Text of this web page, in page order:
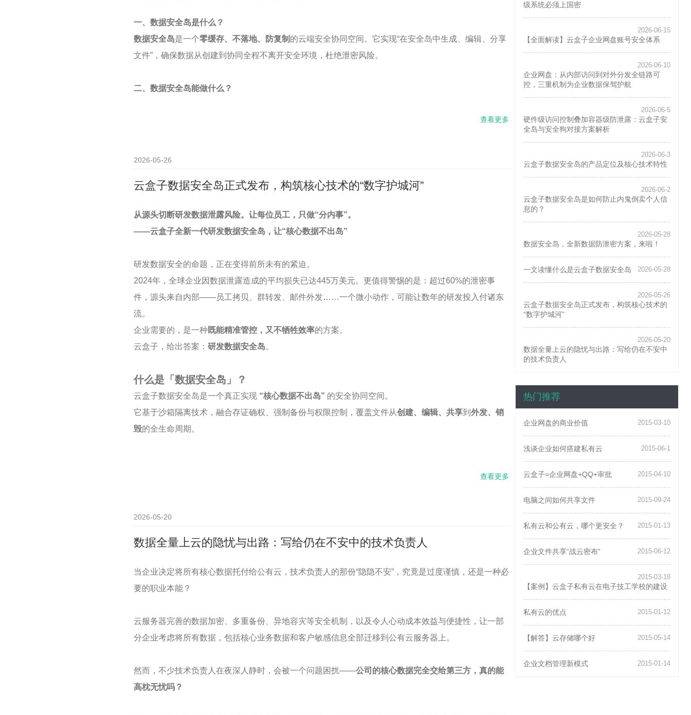
一、数据安全岛是什么？
数据安全岛是一个零缓存、不落地、防复制 的云端安全协同空间。它实现“在安全岛中生成、编辑、分享
文件”，确保数据从创建到协同全程不离开安全环境，杜绝泄密风险。
二、数据安全岛能做什么？
查看更多 about
2026-05-26
云盒子数据安全岛正式发布，构筑核心技术的“数字护城河”
从源头切断研发数据泄露风险。让每位员工，只做“分内事”。
——云盒子全新一代研发数据安全岛，让“核心数据不出岛”
研发数据安全的命题，正在变得前所未有的紧迫。
2024年，全球企业因数据泄露造成的平均损失已达445万美元。更值得警惕的是：超过60%的泄密事
件，源头来自内部——员工拷贝、群转发、邮件外发……一个微小动作，可能让数年的研发投入付诸东
流。
企业需要的，是一种 既能精准管控，又不牺牲效率的方案。
云盒子，给出答案： 研发数据安全岛。
什么是「数据安全岛」？
云盒子数据安全岛是一个真正实现 “核心数据不出岛” 的安全协同空间。
它基于沙箱隔离技术，融合存证确权、强制备份与权限控制，覆盖文件从创建、编辑、共享到 外发、销
毁的全生命周期。
查看更多 about
2026-05-20
数据全量上云的隐忧与出路：写给仍在不安中的技术负责人
当企业决定将所有核心数据托付给公有云，技术负责人的那份“隐隐不安”，究竟是过度谨慎，还是一种必
要的职业本能？
云服务器完善的数据加密、多重备份、异地容灾等安全机制，以及令人心动成本效益与便捷性，让一部
分企业考虑将所有数据，包括核心业务数据和客户敏感信息全部迁移到公有云服务器上。
然而，不少技术负责人在夜深人静时，会被一个问题困扰——公司的核心数据完全交给第三方，真的能
高枕无忧吗？
级系统必须上国密
2026-06-15
【全面解读】云盒子企业网盘账号安全体系
2026-06-10
企业网盘：从内部访问到对外分发全链路可
控，三重机制为企业数据保驾护航
2026-06-5
硬件级访问控制叠加容器级防泄露：云盒子安
全岛与安全狗对接方案解析
2026-06-3
云盒子数据安全岛的产品定位及核心技术特性
2026-06-2
云盒子数据安全岛是如何防止内鬼倒卖个人信
息的？
2026-05-28
数据安全岛，全新数据防泄密方案，来啦！
2026-05-28
一文读懂什么是云盒子数据安全岛
2026-05-26
云盒子数据安全岛正式发布，构筑核心技术的
“数字护城河”
2026-05-20
数据全量上云的隐忧与出路：写给仍在不安中
的技术负责人
热门推荐
2015-03-10
企业网盘的商业价值
2015-06-1
浅谈企业如何搭建私有云
2015-04-10
云盒子=企业网盘+QQ+审批
2015-09-24
电脑之间如何共享文件
2015-01-13
私有云和公有云，哪个更安全？
2015-06-12
企业文件共享“战云密布”
2015-03-18
【案例】云盒子私有云在电子技工学校的建设
2015-01-12
私有云的优点
2015-05-14
【解答】云存储哪个好
2015-01-14
企业文档管理新模式